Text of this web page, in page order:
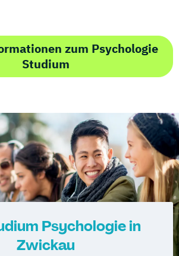
zum Psychologie
Studium
Psychologie in
Zwickau